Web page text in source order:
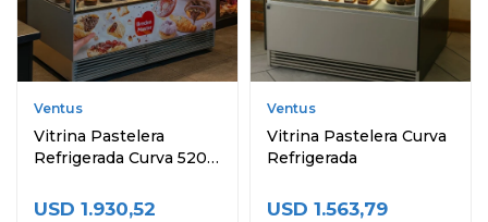
Ventus
Vitrina Pastelera
Refrigerada Curva 520
USD 1.930,52
Ventus
Vitrina Pastelera Curva
Refrigerada
USD 1.563,79